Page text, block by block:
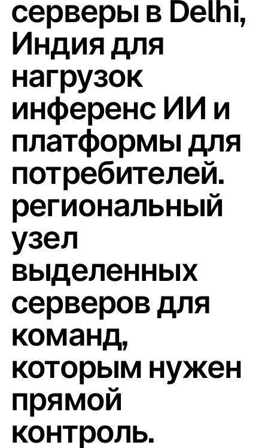
серверы в Delhi,
Индия для
нагрузок
инференс ИИ и
платформы для
потребителей.
региональный
узел
выделенных
серверов для
команд,
которым нужен
прямой
контроль.